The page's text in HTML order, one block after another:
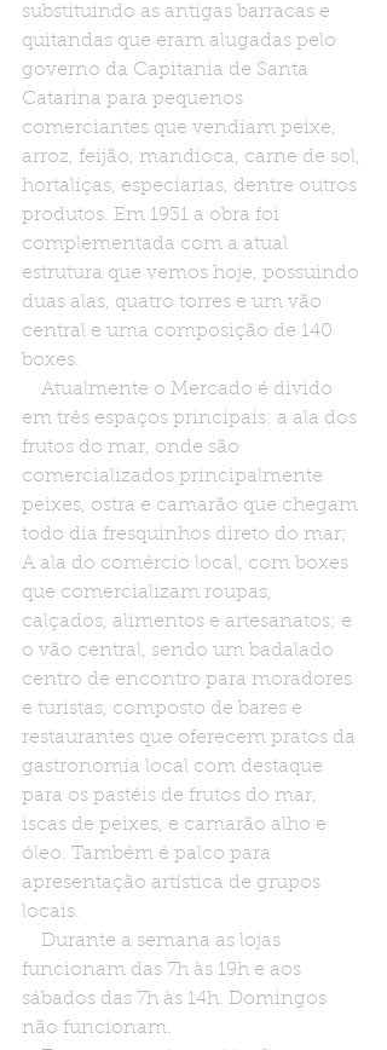
substituindo as antigas barracas e
quitandas que eram alugadas pelo
governo da Capitania de Santa
Catarina para pequenos
comerciantes que vendiam peixe,
arroz, feijão, mandioca, carne de sol,
hortaliças, especiarias, dentre outros
produtos. Em 1931 a obra foi
complementada com a atual
estrutura que vemos hoje, possuindo
duas alas, quatro torres e um vão
central e uma composição de 140
boxes.
em três espaços principais: a ala dos
frutos do mar, onde são
comercializados principalmente
peixes, ostra e camarão que chegam
todo dia fresquinhos direto do mar;
A ala do comércio local, com boxes
que comercializam roupas,
calçados, alimentos e artesanatos; e
o vão central, sendo um badalado
centro de encontro para moradores
e turistas, composto de bares e
restaurantes que oferecem pratos da
gastronomia local com destaque
para os pastéis de frutos do mar,
iscas de peixes, e camarão alho e
óleo. Também é palco para
apresentação artística de grupos
locais.
funcionam das 7h às 19h e aos
sábados das 7h às 14h. Domingos
não funcionam.